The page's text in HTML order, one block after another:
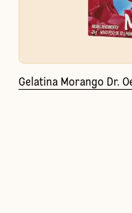
Gelatina Morango Dr.